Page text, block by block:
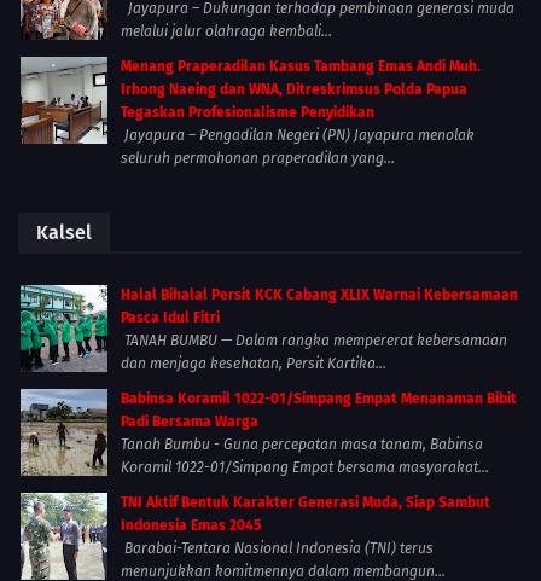
Jayapura – Dukungan terhadap pembinaan generasi muda
melalui jalur olahraga kembali...
Menang Praperadilan Kasus Tambang Emas Andi Muh.
Irhong Naeing dan WNA, Ditreskrimsus Polda Papua
Tegaskan Profesionalisme Penyidikan
Jayapura – Pengadilan Negeri (PN) Jayapura menolak
seluruh permohonan praperadilan yang...
Kalsel
Halal Bihalal Persit KCK Cabang XLIX Warnai Kebersamaan
Pasca Idul Fitri
TANAH BUMBU — Dalam rangka mempererat kebersamaan
dan menjaga kesehatan, Persit Kartika...
Babinsa Koramil 1022-01/Simpang Empat Menanaman Bibit
Padi Bersama Warga
Tanah Bumbu - Guna percepatan masa tanam, Babinsa
Koramil 1022-01/Simpang Empat bersama masyarakat...
TNI Aktif Bentuk Karakter Generasi Muda, Siap Sambut
Indonesia Emas 2045
Barabai-Tentara Nasional Indonesia (TNI) terus
menunjukkan komitmennya dalam membangun...